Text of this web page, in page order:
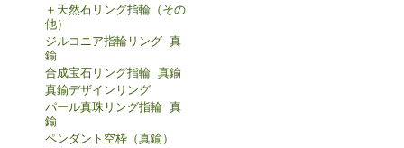
＋天然石リング指輪（その
他）
ジルコニア指輪リング 真
鍮
合成宝石リング指輪 真鍮
真鍮デザインリング
パール真珠リング指輪 真
鍮
ペンダント空枠（真鍮）